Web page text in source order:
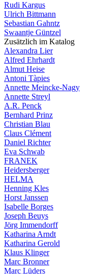
Rudi Kargus
Ulrich Bittmann
Sebastian Gahntz
Swaantje Güntzel
Zusätzlich im Katalog
Alexandra Lier
Alfred Ehrhardt
Almut Heise
Antoni Tàpies
Annette Meincke-Nagy
Annette Streyl
A.R. Penck
Bernhard Prinz
Christian Blau
Claus Clément
Daniel Richter
Eva Schwab
FRANEK
Heidersberger
HELMA
Henning Kles
Horst Janssen
Isabelle Borges
Joseph Beuys
Jörg Immendorff
Katharina Arndt
Katharina Gerold
Klaus Klinger
Marc Bronner
Marc Lüders